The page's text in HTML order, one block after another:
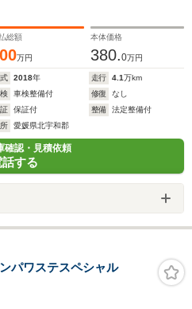
総額
万円
本体価格
380.0万円
2018年 走行 4.1万km
車検整備付 修復
なし
保証付 整備
法定整備付
愛媛県北宇和郡
確認・見積依頼
話する
パワステスペシャル